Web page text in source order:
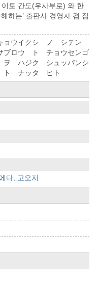
토 간도(우사부로) 와 한
하는’ 출판사 경영자 겸 집
ョウイクシ ノ シテン
ロウ ト チョウセンゴ
ハジク シュッパンシ
ト ナッタ ヒト
다, 고오지